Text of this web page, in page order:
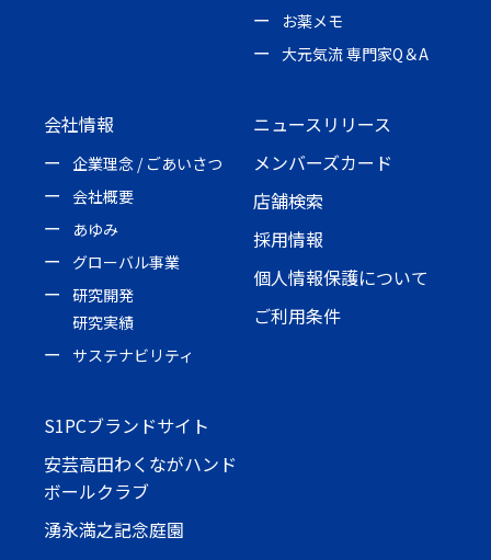
お薬メモ
大元気流 専門家Q＆A
会社情報
企業理念 / ごあいさつ
会社概要
あゆみ
グローバル事業
研究開発
研究実績
サステナビリティ
ニュースリリース
メンバーズカード
店舗検索
採用情報
個人情報保護について
ご利用条件
S1PCブランドサイト
安芸高田わくながハンド
ボールクラブ
湧永満之記念庭園